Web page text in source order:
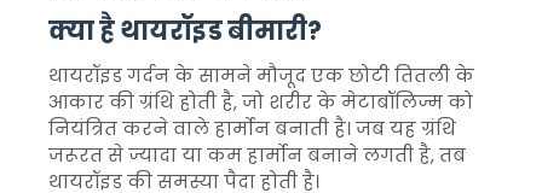
क्या है थायरॉइड बीमारी?
थायरॉइड गर्दन के सामने मौजूद एक छोटी तितली के
आकार की ग्रंथि होती है, जो शरीर के मेटाबॉलिज्म को
नियंत्रित करने वाले हार्मोन बनाती है। जब यह ग्रंथि
जरूरत से ज्यादा या कम हार्मोन बनाने लगती है, तब
थायरॉइड की समस्या पैदा होती है।